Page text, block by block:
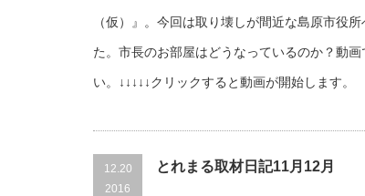
（仮）』。今回は取り壊しが間近な島原市役
た。市長のお部屋はどうなっているのか？動
い。↓↓↓↓↓クリックすると動画が開始します。
12.20
2016
とれまる取材日記11月12月